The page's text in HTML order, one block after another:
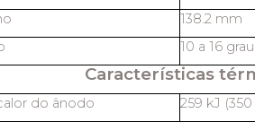
138.2 mm
10 a 16
Características
do ânodo
259 kJ